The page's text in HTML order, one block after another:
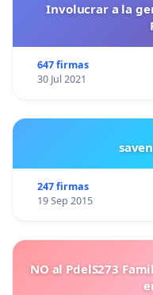
Involucrar a la
647 firmas
30 Jul 2021
247 firmas
19 Sep 2015
NO al PdelS273